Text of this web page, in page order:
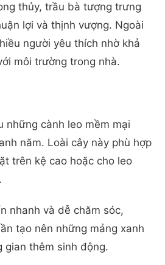
thủy, trầu bà tượng trưng
lợi và thịnh vượng. Ngoài
người yêu thích nhờ khả
môi trường trong nhà.
những cành leo mềm mại
năm. Loài cây này phù hợp
trên kệ cao hoặc cho leo
nhanh và dễ chăm sóc,
tạo nên những mảng xanh
gian thêm sinh động.